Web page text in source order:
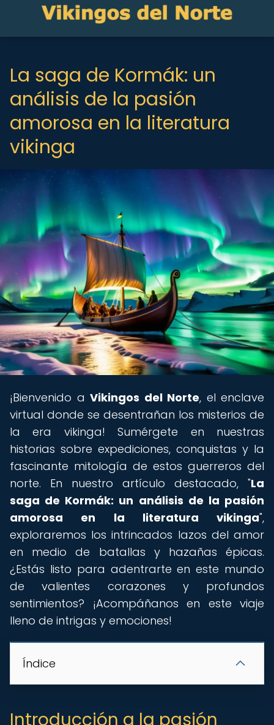
La saga de Kormák: un
análisis de la pasión
amorosa en la literatura
vikinga
¡Bienvenido a Vikingos del Norte, el enclave
virtual donde se desentrañan los misterios de
la era vikinga! Sumérgete en nuestras
historias sobre expediciones, conquistas y la
fascinante mitología de estos guerreros del
norte. En nuestro artículo destacado, "La
saga de Kormák: un análisis de la pasión
amorosa en la literatura vikinga",
exploraremos los intrincados lazos del amor
en medio de batallas y hazañas épicas.
¿Estás listo para adentrarte en este mundo
de valientes corazones y profundos
sentimientos? ¡Acompáñanos en este viaje
lleno de intrigas y emociones!
Índice
Introducción a la pasión